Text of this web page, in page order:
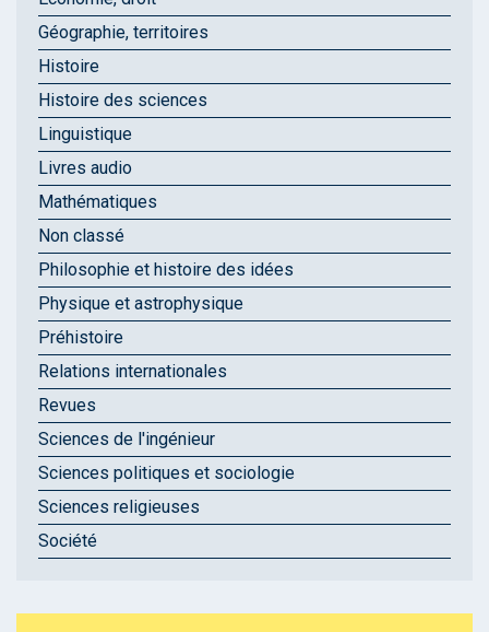
Géographie, territoires
Histoire
Histoire des sciences
Linguistique
Livres audio
Mathématiques
Non classé
Philosophie et histoire des idées
Physique et astrophysique
Préhistoire
Relations internationales
Revues
Sciences de l'ingénieur
Sciences politiques et sociologie
Sciences religieuses
Société